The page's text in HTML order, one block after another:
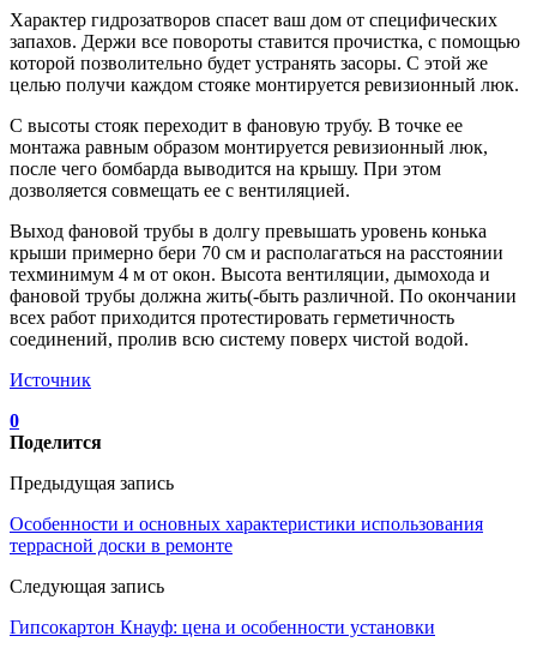
Характер гидрозатворов спасет ваш дом от специфических
запахов. Держи все повороты ставится прочистка, с помощью
которой позволительно будет устранять засоры. С этой же
целью получи каждом стояке монтируется ревизионный люк.
С высоты стояк переходит в фановую трубу. В точке ее
монтажа равным образом монтируется ревизионный люк,
после чего бомбарда выводится на крышу. При этом
дозволяется совмещать ее с вентиляцией.
Выход фановой трубы в долгу превышать уровень конька
крыши примерно бери 70 см и располагаться на расстоянии
техминимум 4 м от окон. Высота вентиляции, дымохода и
фановой трубы должна жить(-быть различной. По окончании
всех работ приходится протестировать герметичность
соединений, пролив всю систему поверх чистой водой.
Источник
0
Поделится
Предыдущая запись
Особенности и основных характеристики использования
террасной доски в ремонте
Следующая запись
Гипсокартон Кнауф: цена и особенности установки